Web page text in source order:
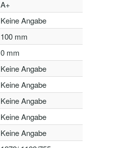
A+
Keine Angabe
100 mm
0 mm
Keine Angabe
Keine Angabe
Keine Angabe
Keine Angabe
Keine Angabe